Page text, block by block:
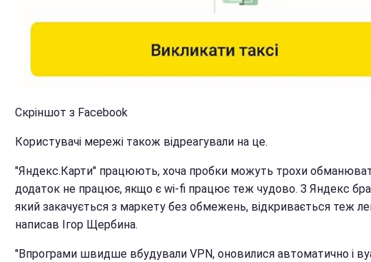
Скріншот з Facebook
Користувачі мережі також відреагували на це.
"Яндекс.Карти" працюють, хоча пробки можуть трохи
додаток не працює, якщо є wi-fi працює теж чудово. З Яндекс
який закачується з маркету без обмежень, відкривається теж
написав Ігор Щербина.
"Впрограми швидше вбудували VPN, оновилися автоматично і